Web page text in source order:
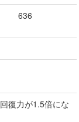
636
復力が1.5倍にな